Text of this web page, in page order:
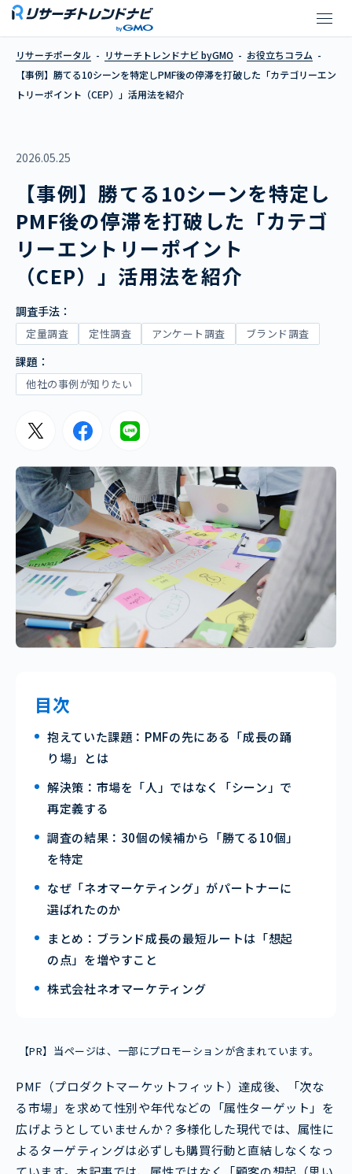
【事例】勝てる10シーンを特定
リサーチポータル リサーチトレンドナビ byGMO
お役立ちコラム
【事例】勝てる10シーンを特定しPMF後の停滞を打破した「カテゴリーエン
トリーポイント（CEP）」活用法を紹介
2026.05.25
【事例】勝てる10シーンを特定し
PMF後の停滞を打破した「カテゴ
リーエントリーポイント
（CEP）」活用法を紹介
調査手法：
定量調査 定性調査 アンケート調査 ブランド調査
課題：
他社の事例が知りたい
目次
抱えていた課題：PMFの先にある「成長の踊
り場」とは
解決策：市場を「人」ではなく「シーン」で
再定義する
調査の結果：30個の候補から「勝てる10個」
を特定
なぜ「ネオマーケティング」がパートナーに
選ばれたのか
まとめ：ブランド成長の最短ルートは「想起
の点」を増やすこと
株式会社ネオマーケティング
【PR】当ページは、一部にプロモーションが含まれています。
PMF（プロダクトマーケットフィット）達成後、「次な
る市場」を求めて性別や年代などの「属性ターゲット」を
広げようとしていませんか？多様化した現代では、属性に
よるターゲティングは必ずしも購買行動と直結しなくなっ